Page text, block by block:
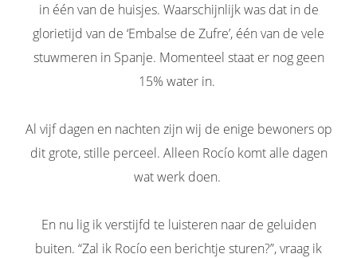
in één van de huisjes. Waarschijnlijk was dat in de
glorietijd van de ‘Embalse de Zufre’, één van de vele
stuwmeren in Spanje. Momenteel staat er nog geen
15% water in.
Al vijf dagen en nachten zijn wij de enige bewoners op
dit grote, stille perceel. Alleen Rocío komt alle dagen
wat werk doen.
En nu lig ik verstijfd te luisteren naar de geluiden
buiten. “Zal ik Rocío een berichtje sturen?”, vraag ik